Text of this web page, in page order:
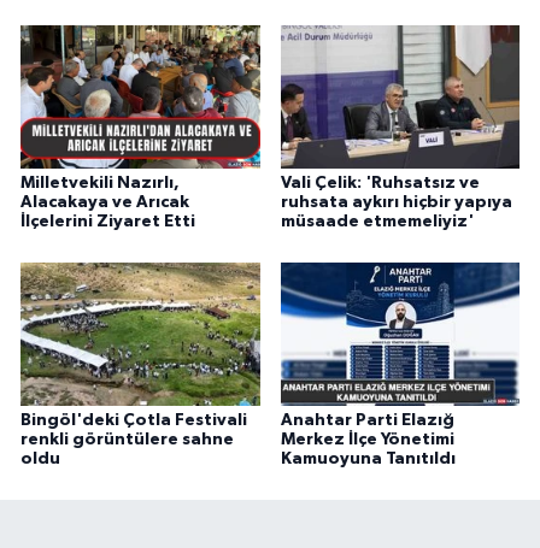
Milletvekili Nazırlı,
Alacakaya ve Arıcak
İlçelerini Ziyaret Etti
Vali Çelik: 'Ruhsatsız ve
ruhsata aykırı hiçbir yapıya
müsaade etmemeliyiz'
Bingöl'deki Çotla Festivali
renkli görüntülere sahne
oldu
Anahtar Parti Elazığ
Merkez İlçe Yönetimi
Kamuoyuna Tanıtıldı